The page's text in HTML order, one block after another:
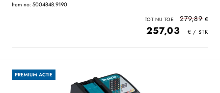
Item no: 5004848.9190
279,89
257,03
PREMIUM ACTIE